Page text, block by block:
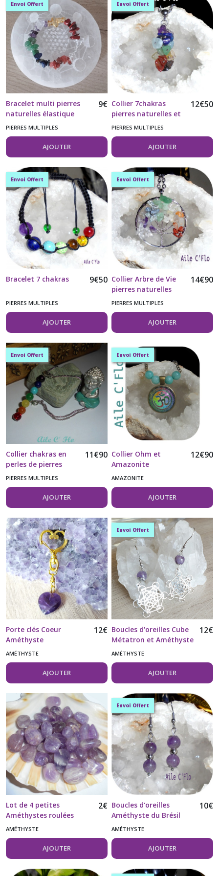
Envoi Offert
Bracelet multi pierres
naturelles élastique
9€
PIERRES MULTIPLES
AJOUTER
Envoi Offert
Collier 7chakras
pierres naturelles et
acier inoxydable 304
12€50
PIERRES MULTIPLES
AJOUTER
Envoi Offert
Bracelet 7 chakras 9€50
PIERRES MULTIPLES
AJOUTER
Envoi Offert
Collier Arbre de Vie
pierres naturelles
chaîne acier
14€90
PIERRES MULTIPLES
AJOUTER
Envoi Offert
Collier chakras en
perles de pierres
naturelles chaîne
acier inoxydable 304
11€90
PIERRES MULTIPLES
AJOUTER
Envoi Offert
Collier Ohm et
Amazonite
12€90
AMAZONITE
AJOUTER
Porte clés Coeur
Améthyste
12€
AMÉTHYSTE
AJOUTER
Envoi Offert
Boucles d'oreilles Cube
Métatron et Améthyste
12€
AMÉTHYSTE
AJOUTER
Lot de 4 petites
Améthystes roulées
2€
AMÉTHYSTE
AJOUTER
Envoi Offert
Boucles d'oreilles
Améthyste du Brésil
qualité A et acier
10€
AMÉTHYSTE
AJOUTER
(5)
Aventurine
(1)
Cristal
de
Roche
Hématite
(2)
Obsidienne
Flocon
de
Neige
(4)
Oeil
de
tigre
(6)
Turquoise
(1)
Afficher
les
résultats